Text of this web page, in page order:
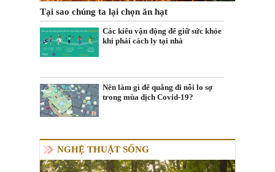
Tại sao chúng ta lại chọn ăn hạt
Các kiểu vận động để giữ sức khỏe
khi phải cách ly tại nhà
Nên làm gì để quẳng đi nỗi lo sợ
trong mùa dịch Covid-19?
NGHỆ THUẬT SỐNG